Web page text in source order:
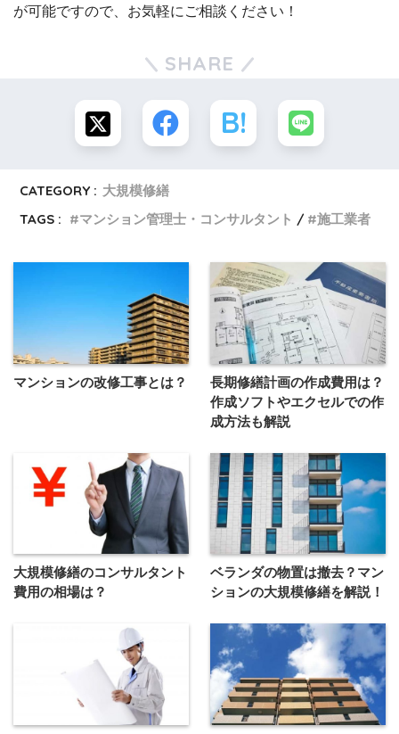
が可能ですので、お気軽にご相談ください！
SHARE
CATEGORY : 大規模修繕
TAGS :
マンション管理士・コンサルタント 施工業者
マンションの改修工事とは？
長期修繕計画の作成費用は？
作成ソフトやエクセルでの作
成方法も解説
大規模修繕のコンサルタント
費用の相場は？
ベランダの物置は撤去？マン
ションの大規模修繕を解説！